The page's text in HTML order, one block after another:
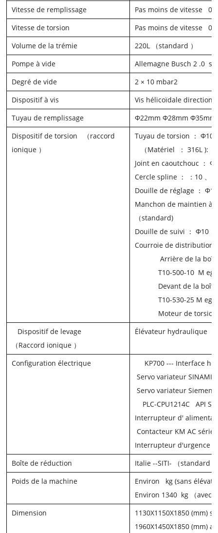
Vitesse de remplissage
Pas moins de vitesse 0
Vitesse de torsion
Pas moins de vitesse 0
Volume de la trémie
220L （standard ）
Pompe à vide
Allemagne Busch 2 .0
Degré de vide
2 × 10 mbar2
Dispositif à vis
Vis hélicoïdale
Tuyau de remplissage
Φ22mm Φ28mm Φ35mm
Dispositif de torsion
（raccord
ionique ）
Tuyau de torsion ： Φ10
（Matériel ： 316L):
Joint en caoutchouc ：
Cercle spline ： ：10 、
Douille de réglage ：
Manchon de maintien à
（standard)
Douille de suivi ： Φ10
Courroie dedistribution
Arrière de la
T10-500-10 M
Devant de la boîte
T10-530-25 M
Moteur de torsion
Dispositif de levage
（Raccord ionique ）
Élévateur hydraulique
Configuration électrique KP700 --- Interface
Servo variateur
Servo variateur Siemens
PLC-CPU1214CAPI
Interrupteur d'
Contacteur KMACsérie
Interrupteur d'urgence
Boîte de réduction
Italie--SITI- （standard
Poids de la machine
Environ kg(sans
Environ 1340 kg （avec
Dimension
1130X1150X1850 (mm)
1960X1450X1850 (mm)